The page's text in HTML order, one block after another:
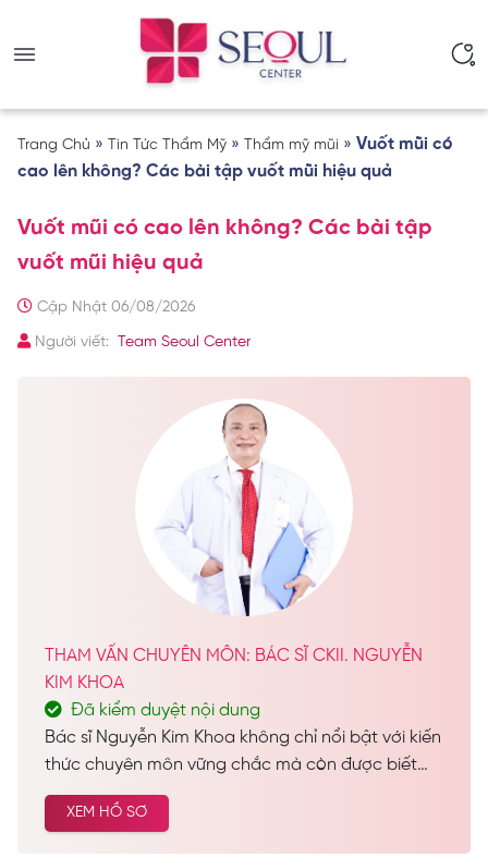
Trang Chủ » Tin Tức Thẩm Mỹ » Thẩm mỹ mũi » Vuốt mũi có
cao lên không? Các bài tập vuốt mũi hiệu quả
Vuốt mũi có cao lên không? Các bài tập
vuốt mũi hiệu quả
Cập Nhật 06/08/2026
Người viết: Team Seoul Center
THAM VẤN CHUYÊN MÔN: BÁC SĨ CKII. NGUYỄN
KIM KHOA
Đã kiểm duyệt nội dung
Bác sĩ Nguyễn Kim Khoa không chỉ nổi bật với kiến
thức chuyên môn vững chắc mà còn được biết
đến như một vị bác sĩ đầy tâm huyết, luôn tận
tâm vì lợi ích và sự hài lòng của bệnh nhân. Hiện
XEM HỒ SƠ